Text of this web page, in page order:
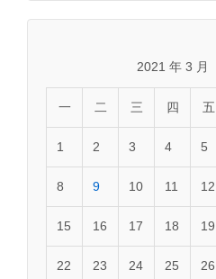
2021 年 3 月
一 二 三 四 五
1 2 3 4 5
8 9 10 11 12
15 16 17 18 19
22 23 24 25 26